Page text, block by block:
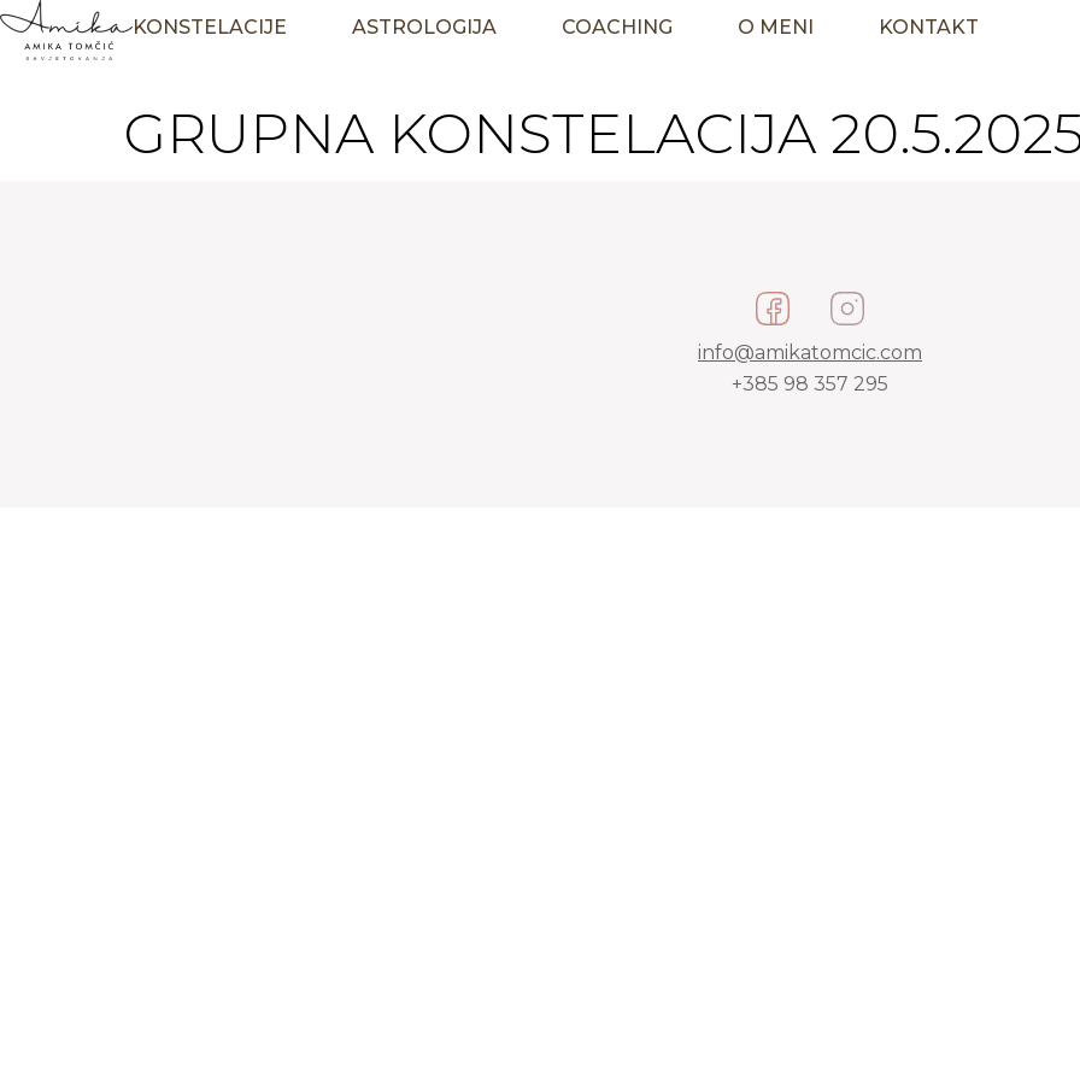
KONSTELACIJE ASTROLOGIJA COACHING O MENI KONTAKT
GRUPNA KONSTELACIJA
info@amikatomcic.com
+385 98 357 295